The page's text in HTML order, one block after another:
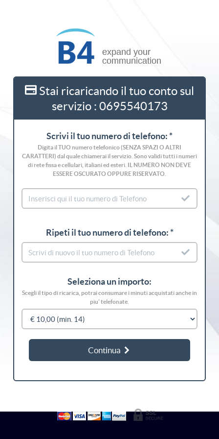
Stai ricaricando il tuo conto sul
servizio : 0695540173
Scrivi il tuo numero di telefono: *
Digita il TUO numero telefonico (SENZA SPAZI O ALTRI
CARATTERI) dal quale chiamerai il servizio. Sono validi tutti i numeri
di rete fissa e cellulari, italiani ed esteri. IL NUMERO NON DEVE
ESSERE OSCURATO OPPURE RISERVATO.
Ripeti il tuo numero di telefono: *
Seleziona un importo:
Scegli il tipo di ricarica, potrai consumare i minuti acquistati anche in
piu' telefonate.
Continua